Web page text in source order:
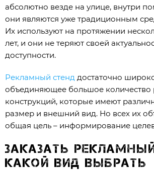
абсолютно везде на улице, внутри
они являются уже традиционным
Их используют на протяжении
лет, и они не теряют своей
доступности.
Рекламный стенд достаточно
объединяющее большое количество
конструкций, которые имеют
размер и внешний вид. Но всех их
общая цель – информирование
Заказать
какой вид выбрать